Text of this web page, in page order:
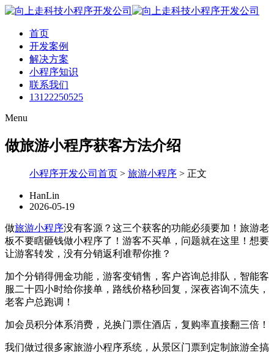
首页
开发案例
解决方案
小程序知识
联系我们
13122250525
Menu
做旅游小程序获客方法介绍
小程序开发公司首页 > 旅游小程序 > 正文
HanLin
2026-05-19
做旅游小程序没有客源？这三个获客的功能必须要加！旅游老
板不要瞎砸钱做小程序了！游客不买单，问题就在这里！想要
让游客转发，没有分销返利谁帮你推？
加个分销得佣金功能，游客变销售，客户咨询总排队，智能客
服二十四小时给你接单，路线价格秒回复，深夜咨询不流失，
老客户总跑调！
加会员积分体系消费，兑换门票住酒店，复购率直接翻三倍！
我们做过很多家旅游小程序系统，从景区门票到定制旅游全搞